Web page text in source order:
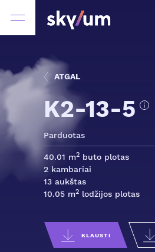
ATGAL
K2-13-5
Parduotas
40.01 m2 buto plotas
2 kambariai
13 aukštas
10.05 m2 lodžijos plotas
KLAUSTI